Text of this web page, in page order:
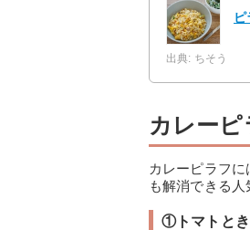
出典: ちそう
カレーピ
カレーピラフ
も解消できる
①トマトと